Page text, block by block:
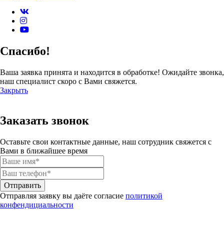
Спасибо!
Ваша заявка принята и находится в обработке! Ожидайте звонка,
наш специалист скоро с Вами свяжется.
Закрыть
Заказать звонок
Оставьте свои контактные данные, наш сотрудник свяжется с
Вами в ближайшее время
Отправить
Отправляя заявку вы даёте согласие политикой
конфендициальности